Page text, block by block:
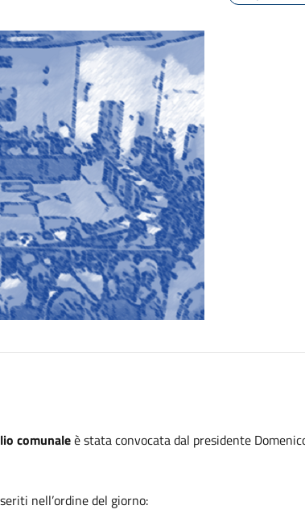
comunaleè stata convocata dal presidente
nell’ordine del giorno: